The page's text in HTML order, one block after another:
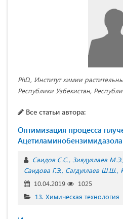
PhD., Институт химии
Республики Узбекистан,
Все статьи автора:
Оптимизация процесса
Ацетиламинобензимидазола
Саидов С.С. Зиядуллаев М.Э.
Саидова Г.Э. Сагдуллаев Ш.Ш.
10.04.2019
1025
13. Химическая технология